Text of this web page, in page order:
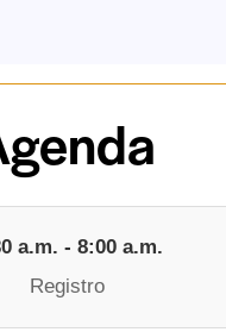
a.m. - 8:00 a.m.
Registro